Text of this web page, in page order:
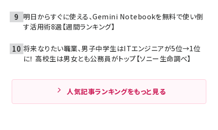
明日からすぐに使える、Gemini Notebookを無料で使い倒
す活用術8選【週間ランキング】
将来なりたい職業、男子中学生はITエンジニアが5位→1位
に！ 高校生は男女とも公務員がトップ【ソニー生命調べ】
人気記事ランキングをもっと見る